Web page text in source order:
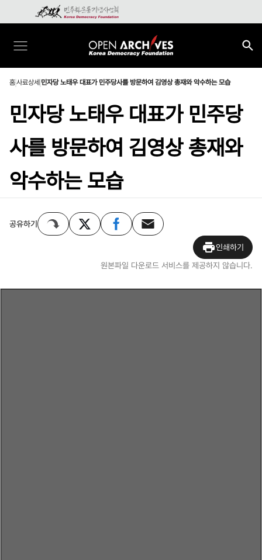
홈사료상세 민자당 노태우 대표가 민주당사를 방문하여 김영상 총재와 악수하는 모습
민자당 노태우 대표가 민주당
사를 방문하여 김영상 총재와
악수하는 모습
공유하기
인쇄하기
원본파일 다운로드 서비스를 제공하지 않습니다.